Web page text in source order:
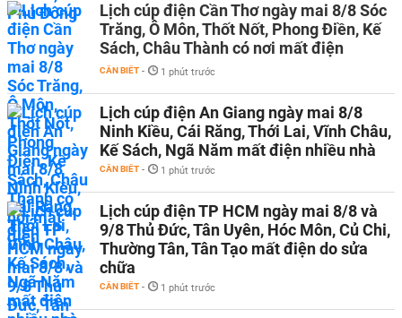
Lịch cúp điện Cần Thơ ngày mai 8/8 Sóc
Trăng, Ô Môn, Thốt Nốt, Phong Điền, Kế
Sách, Châu Thành có nơi mất điện
CẦN BIẾT - 1 phút trước
Lịch cúp điện An Giang ngày mai 8/8
Ninh Kiều, Cái Răng, Thới Lai, Vĩnh Châu,
Kế Sách, Ngã Năm mất điện nhiều nhà
CẦN BIẾT - 1 phút trước
Lịch cúp điện TP HCM ngày mai 8/8 và
9/8 Thủ Đức, Tân Uyên, Hóc Môn, Củ Chi,
Thường Tân, Tân Tạo mất điện do sửa
chữa
CẦN BIẾT - 1 phút trước